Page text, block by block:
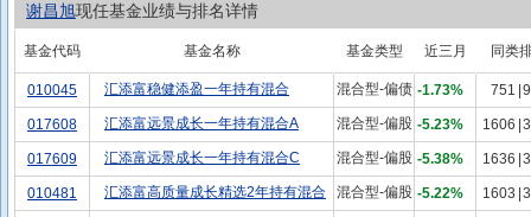
谢昌旭现任基金业绩与排名详情
基金代码 基金名称 基金类型 近三月 同类
010045 汇添富稳健添盈一年持有混合 混合型-偏债 -1.73% 751
017608 汇添富远景成长一年持有混合A 混合型-偏股 -5.23% 1606
017609 汇添富远景成长一年持有混合C 混合型-偏股 -5.38% 1636
010481 汇添富高质量成长精选2年持有混合 混合型-偏股 -5.22% 1603